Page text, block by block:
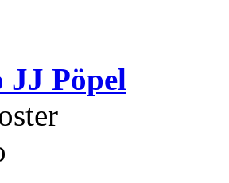
JJ Pöpel